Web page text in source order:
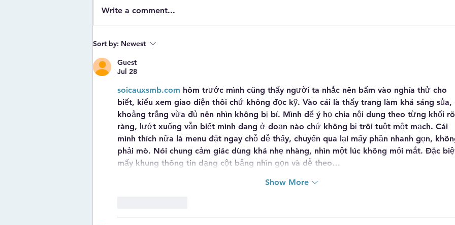
What to Buy for a
Write a comment...
Sort by: Newest
Guest
Jul 28
soicauxsmb.com hôm trước mình cũng thấy người ta nhắc nên bấm vào nghía thử cho
biết, kiểu xem giao diện thôi chứ không đọc kỹ. Vào cái là thấy trang làm khá sáng sủa,
khoảng trắng vừa đủ nên nhìn không bị bí. Mình để ý họ chia nội dung theo từng khối rõ
ràng, lướt xuống vẫn biết mình đang ở đoạn nào chứ không bị trôi tuột một mạch. Cái
mình thích nữa là menu đặt ngay chỗ dễ thấy, chuyển qua lại mấy phần nhanh gọn,
phải mò. Nói chung cảm giác dùng khá nhẹ nhàng, nhìn một lúc không mỏi mắt. Đặc
mấy khung thông tin dạng cột bảng nhìn gọn và dễ theo…
Show More